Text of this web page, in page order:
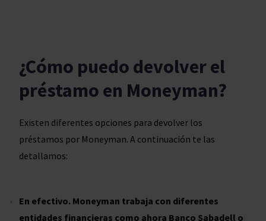
Existen diferentes opciones para devolver los
préstamos por Moneyman. A continuación te las
detallamos:
En efectivo. Moneyman trabaja con diferentes
entidades financieras como ahora Banco Sabadell o
¿Cómo puedo devolver el
préstamo en Moneyman?